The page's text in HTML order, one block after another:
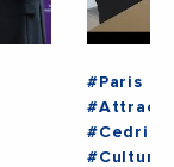
#Paris
#Culture